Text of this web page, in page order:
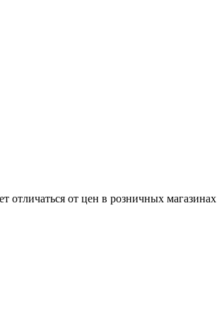
отличаться от цен в розничных магазинах